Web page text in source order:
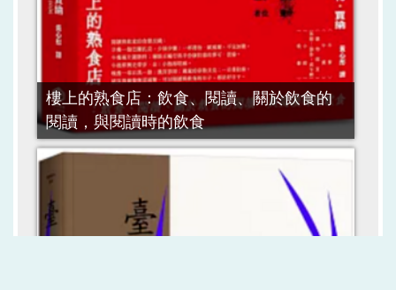
樓上的熟食店：飲食、閱讀、關於飲食的
閱讀，與閱讀時的飲食